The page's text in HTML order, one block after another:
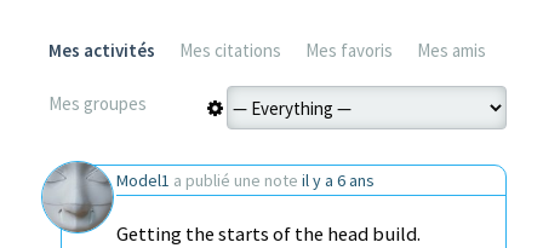
Mes activités Mes citations Mes favoris Mes amis
Mes groupes
Model1 a publié une note il y a 6 ans
Getting the starts of the head build.